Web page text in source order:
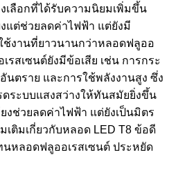
เลือกที่ได้รับความนิยมเพิ่มขึ้น
งแต่ช่วยลดค่าไฟฟ้า แต่ยังมี
ช้งานที่ยาวนานกว่าหลอดฟลูออ
รสเซนต์ยังมีข้อเสีย เช่น การกระ
นตราย และการใช้พลังงานสูง ซึ่ง
ระบบแสงสว่างให้ทันสมัยยิ่งขึ้น
งช่วยลดค่าไฟฟ้า แต่ยังเป็นมิตร
เติมเกี่ยวกับหลอด LED T8 ข้อดี
หลอดฟลูออเรสเซนต์ ประหยัด